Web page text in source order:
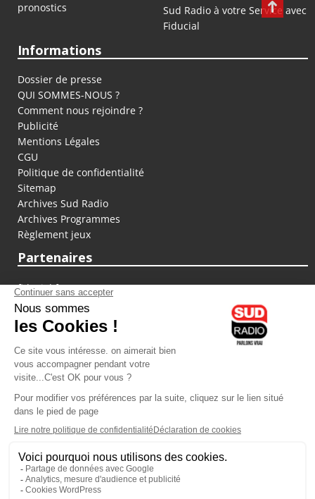
pronostics
Sud Radio à votre Service avec
Fiducial
Informations
Dossier de presse
QUI SOMMES-NOUS ?
Comment nous rejoindre ?
Publicité
Mentions Légales
CGU
Politique de confidentialité
Sitemap
Archives Sud Radio
Archives Programmes
Règlement jeux
Partenaires
fiducial.fr
lyoncapitale.fr
olympique-et-lyonnais.com
L'application Iphone / Android
Téléchargez l'application
Les cookies
Gestion des cookies
Crédit photos : ©Sud Radio / Pierre Olivier